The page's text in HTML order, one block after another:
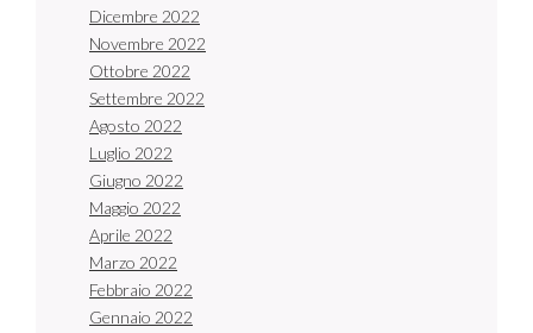
Dicembre 2022
Novembre 2022
Ottobre 2022
Settembre 2022
Agosto 2022
Luglio 2022
Giugno 2022
Maggio 2022
Aprile 2022
Marzo 2022
Febbraio 2022
Gennaio 2022